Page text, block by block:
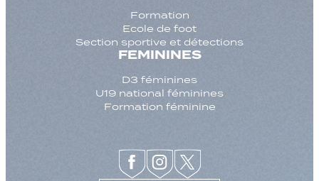
Formation
Ecole de foot
Section sportive et détections
FEMININES
D3 féminines
U19 national féminines
Formation féminine